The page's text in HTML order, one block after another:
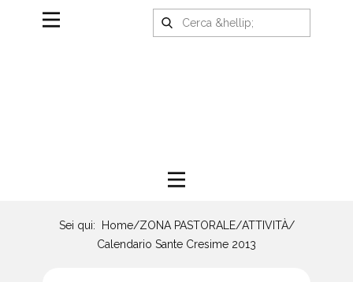
Sei qui: Home/ZONA PASTORALE/ATTIVITÀ/
Calendario Sante Cresime 2013